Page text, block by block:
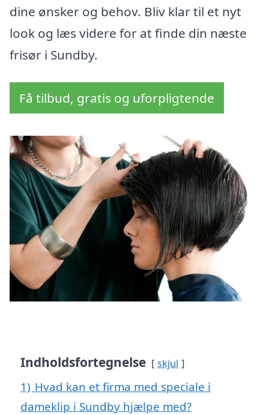
dine ønsker og behov. Bliv klar til et nyt
look og læs videre for at finde din næste
frisør i Sundby.
Få tilbud, gratis og uforpligtende
Indholdsfortegnelse skjul
1) Hvad kan et firma med speciale i
dameklip i Sundby hjælpe med?